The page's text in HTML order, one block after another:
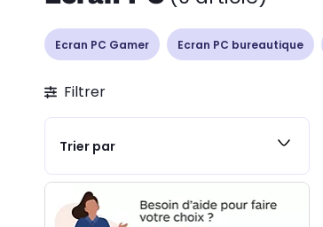
Ecran PC Gamer Ecran PC bureautique
Filtrer
Trier par